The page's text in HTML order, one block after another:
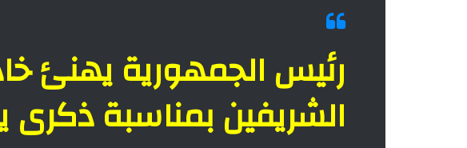
رئيس الجمهورية يهنئ
الشريفين بمناسبة